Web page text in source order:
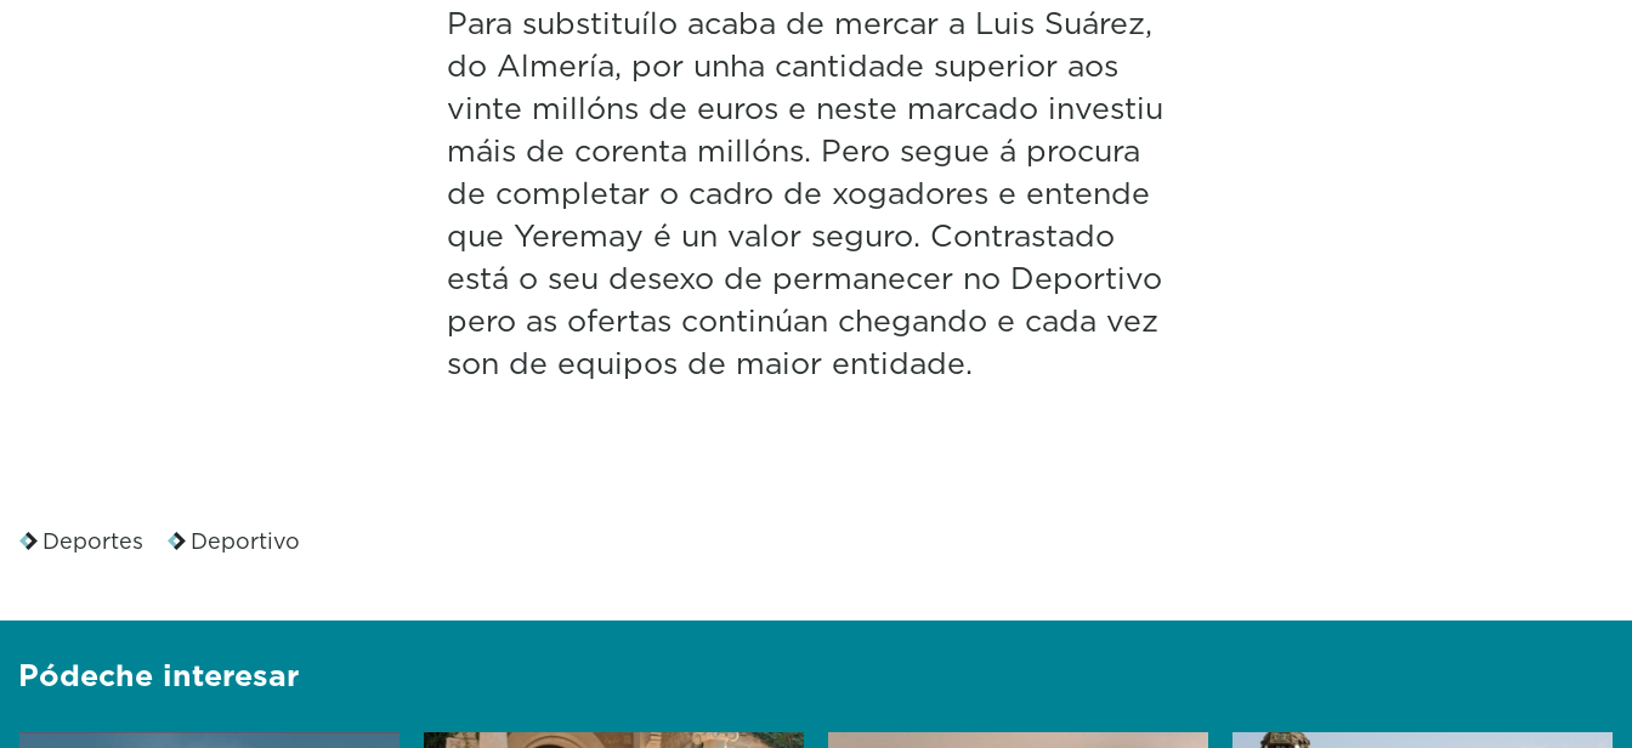
Para substituílo acaba de mercar a Luis Suárez,
do Almería, por unha cantidade superior aos
vinte millóns de euros e neste marcado investiu
máis de corenta millóns. Pero segue á procura
de completar o cadro de xogadores e entende
que Yeremay é un valor seguro. Contrastado
está o seu desexo de permanecer no Deportivo
pero as ofertas continúan chegando e cada vez
son de equipos de maior entidade.
Deportes Deportivo
Pódeche interesar